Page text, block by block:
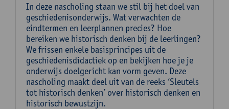
In deze nascholing staan we stil bij het doel van
geschiedenisonderwijs. Wat verwachten de
eindtermen en leerplannen precies? Hoe
bereiken we historisch denken bij de leerlingen?
We frissen enkele basisprincipes uit de
geschiedenisdidactiek op en bekijken hoe je je
onderwijs doelgericht kan vorm geven. Deze
nascholing maakt deel uit van de reeks ‘Sleutels
tot historisch denken’ over historisch denken en
historisch bewustzijn.